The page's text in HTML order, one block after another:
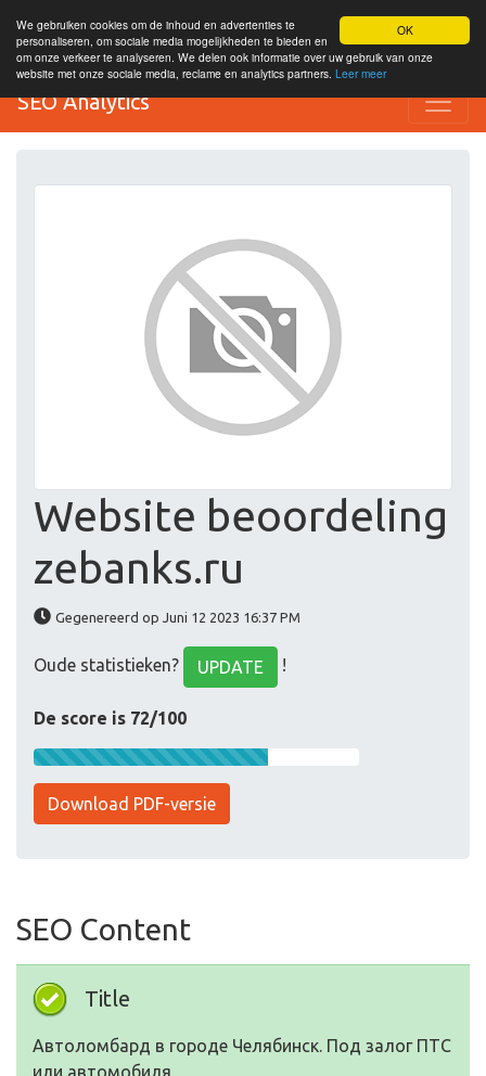
OK
We gebruiken cookies om de inhoud en advertenties te
personaliseren, om sociale media mogelijkheden te bieden en
om onze verkeer te analyseren. We delen ook informatie over uw gebruik van onze
website met onze sociale media, reclame en analytics partners. Leer meer
SEO Analytics
Website beoordeling
zebanks.ru
Gegenereerd op Juni 12 2023 16:37 PM
Oude statistieken? UPDATE !
De score is 72/100
Download PDF-versie
SEO Content
Title
Автоломбард в городе Челябинск. Под залог ПТС
или автомобиля